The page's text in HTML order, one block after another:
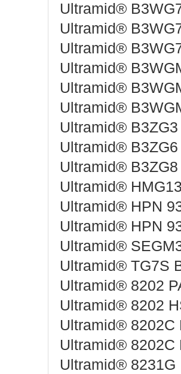
Ultramid®
Ultramid®
Ultramid®
Ultramid®
Ultramid®
Ultramid®
Ultramid®
Ultramid®
Ultramid®
Ultramid®
Ultramid® HPN
Ultramid® HPN
Ultramid®
Ultramid® TG7S
Ultramid® 8202
Ultramid® 8202
Ultramid® 8202C
Ultramid® 8202C
Ultramid® 8231G